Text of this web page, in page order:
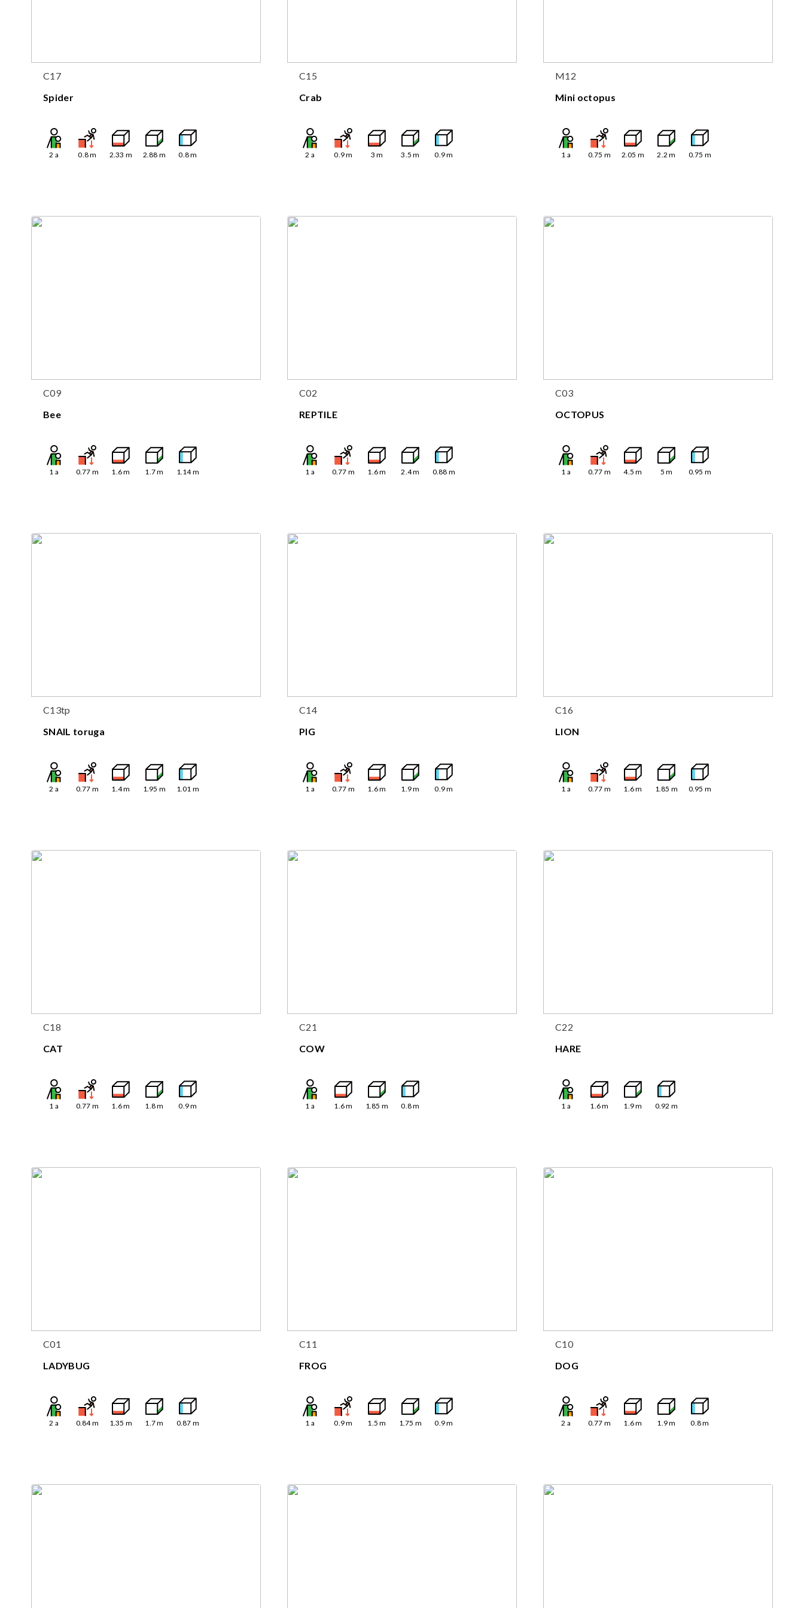
C17
Spider
2 a 0.8m 2.33 m 2.88 m 0.8m
C15
Crab
2 a 0.9m 3 m 3.5 m 0.9m
M12
Mini octopus
1 a 0.75 m 2.05 m 2.2 m 0.75 m
C09
Bee
1 a 0.77 m 1.6m 1.7m 1.14m
C02
REPTILE
1 a 0.77 m 1.6m 2.4m 0.88 m
C03
OCTOPUS
1 a 0.77 m 4.5 m 5 m 0.95 m
C13tp
SNAIL toruga
2 a 0.77 m 1.4m 1.95 m 1.01 m
C14
PIG
1 a 0.77 m 1.6m 1.9m 0.9m
C16
LION
1 a 0.77 m 1.6m 1.85 m 0.95 m
C18
CAT
1 a 0.77 m 1.6m 1.8m 0.9m
C21
COW
1 a 1.6m 1.85 m 0.8m
C22
HARE
1 a 1.6m 1.9m 0.92 m
C01
LADYBUG
2 a 0.84m 1.35 m 1.7m 0.87 m
C11
FROG
1 a 0.9m 1.5 m 1.75 m 0.9m
C10
DOG
2 a 0.77 m 1.6m 1.9m 0.8m